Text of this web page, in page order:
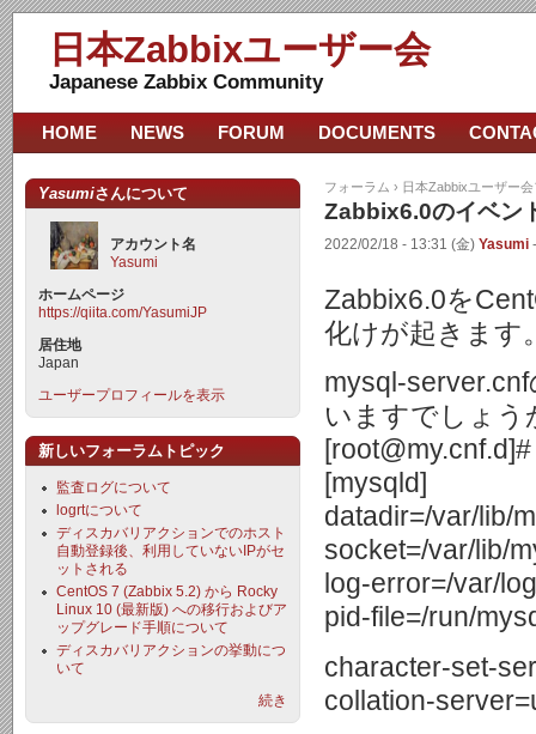
日本Zabbixユーザー会
Japanese Zabbix Community
フォーラム › 日本Zabbixユーザー
Zabbix6.0のイベン
2022/02/18 - 13:31 (金) Yasumi
Zabbix6.0を
化けが起きます
mysql-
いますでしょう
[mysqld]
datadir=/var/lib/
socket=/var/lib/
log-error=/var/
pid-file=/run/
character-set-
collation-
HOME NEWS FORUM DOCUMENTS
Yasumiさんについて
アカウント名
Yasumi
ホームページ
https://qiita.com/YasumiJP
居住地
Japan
ユーザープロフィールを表示
新しいフォーラムトピック
監査ログについて
logrtについて
ディスカバリアクションでのホスト
自動登録後、利用していないIPがセ
ットされる
CentOS 7 (Zabbix 5.2) から Rocky
Linux 10 (最新版) への移行およびア
ップグレード手順について
ディスカバリアクションの挙動につ
いて
続き